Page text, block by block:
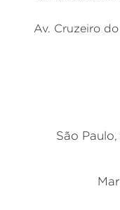
Av. Cruzeiro do
São